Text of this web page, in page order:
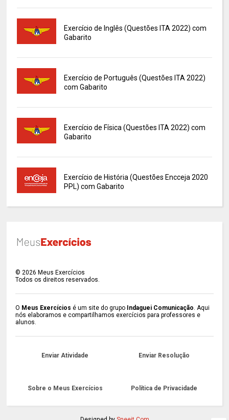
Exercício de Inglês (Questões ITA 2022) com
Gabarito
Exercício de Português (Questões ITA 2022)
com Gabarito
Exercício de Física (Questões ITA 2022) com
Gabarito
Exercício de História (Questões Encceja 2020
PPL) com Gabarito
©2026 Meus Exercícios
Todos os direitos reservados.
O Meus Exercícios é um site do grupo Indaguei Comunicação. Aqui
nós elaboramos e compartilhamos exercícios para professores e
alunos.
Enviar Atividade Enviar Resolução
Sobre o Meus Exercícios Política de Privacidade